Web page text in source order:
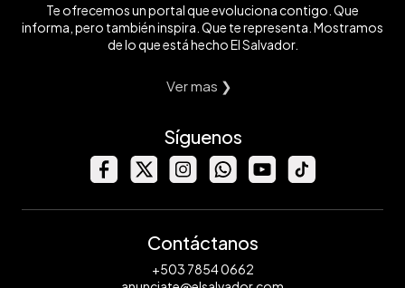
Te ofrecemos un portal que evoluciona contigo. Que
informa, pero también inspira. Que te representa. Mostramos
de lo que está hecho El Salvador.
Ver mas ❯
Síguenos
Contáctanos
+503 7854 0662